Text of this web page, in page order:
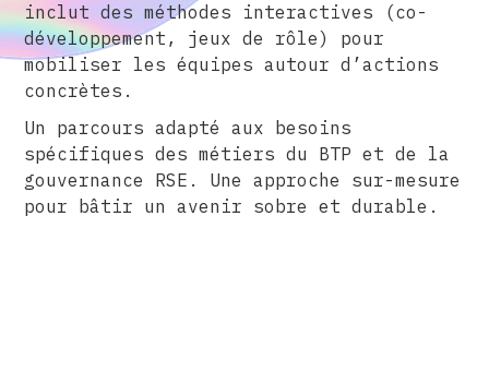
inclut des méthodes interactives (co-
développement, jeux de rôle) pour
mobiliser les équipes autour d’actions
concrètes.
Un parcours adapté aux besoins
spécifiques des métiers du BTP et de la
gouvernance RSE. Une approche sur-mesure
pour bâtir un avenir sobre et durable.